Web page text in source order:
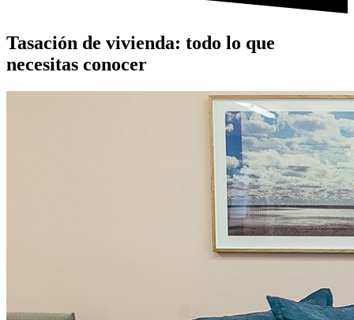
Tasación de vivienda: todo lo que
necesitas conocer